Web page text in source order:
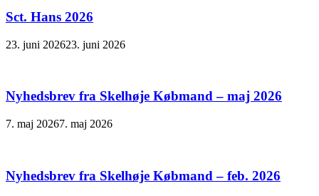
Sct. Hans 2026
23. juni 202623. juni 2026
Nyhedsbrev fra Skelhøje Købmand – maj 2026
7. maj 20267. maj 2026
Nyhedsbrev fra Skelhøje Købmand – feb. 2026